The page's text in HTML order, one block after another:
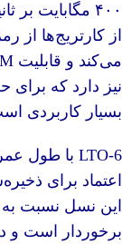
۴۰۰ مگابایت
نیز دارد که
بسیار کاربردی
اعتماد برای
برخوردار است و